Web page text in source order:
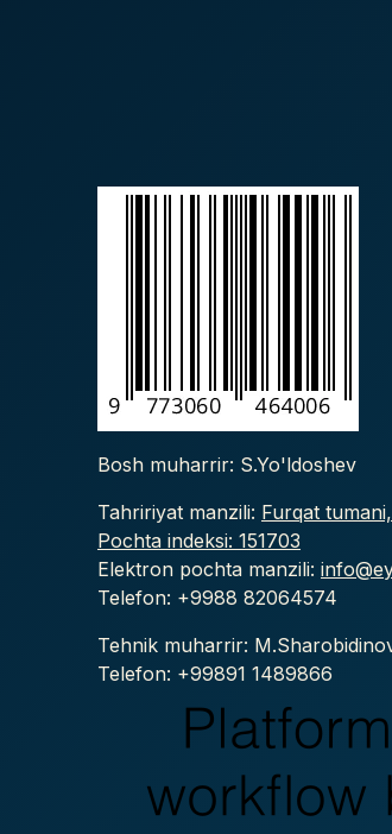
Bosh muharrir: S.Yo'ldoshev
Tahririyat manzili: Furqat
Pochta indeksi: 151703
Elektron pochta manzili:
Telefon: +9988 82064574
Tehnik muharrir:
Telefon: +99891 1489866